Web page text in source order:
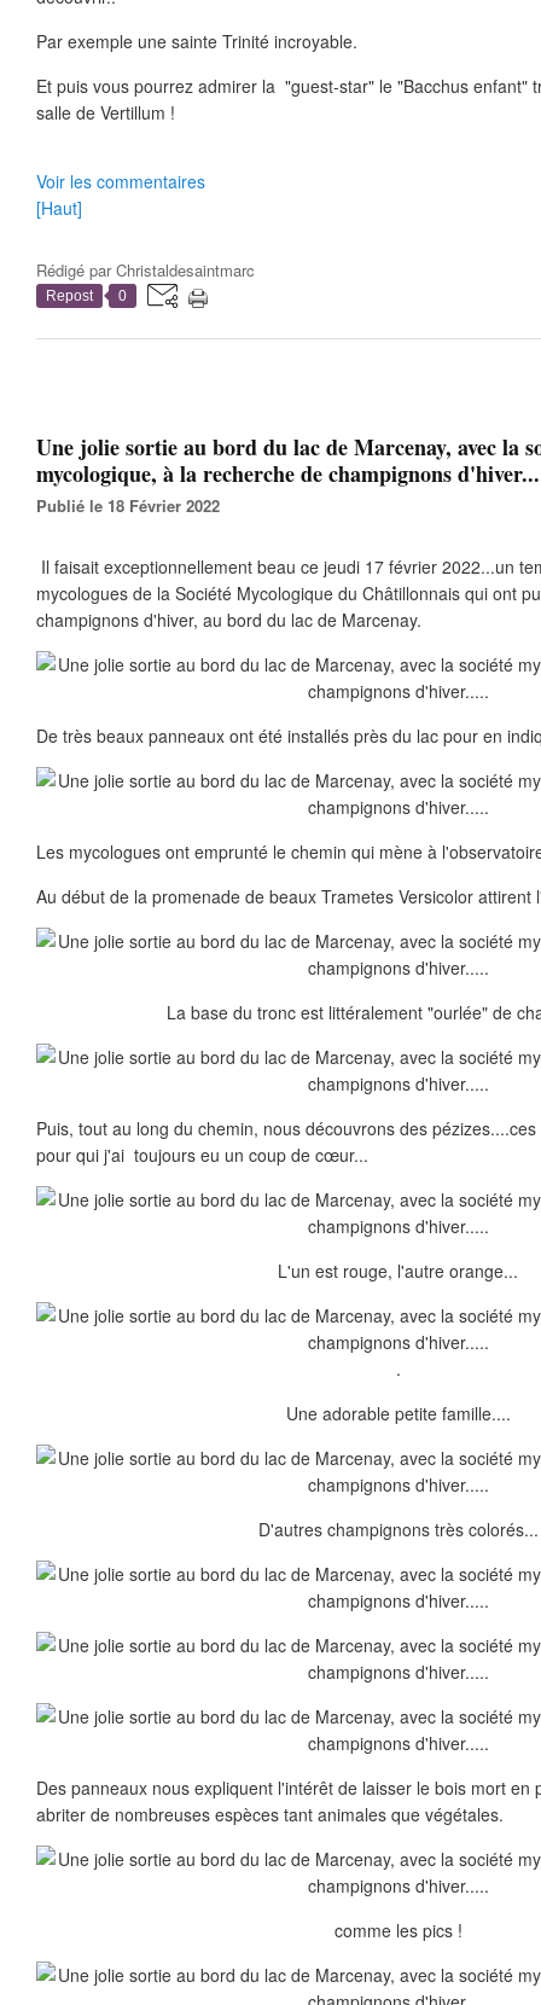
Par exemple une sainte Trinité incroyable.
Et puis vous pourrez admirer la "guest-star" le "Bacchus enfant"
salle de Vertillum !
Voir les commentaires
[Haut]
Rédigé parChristaldesaintmarc
Repost 0
Une jolie sortie au bord du lac de Marcenay, avec la
mycologique, à la recherche de champignons
Publié le 18 Février 2022
Il faisait exceptionnellement beau ce jeudi 17 février 2022...un
mycologues de la Société Mycologique du Châtillonnais qui ont
champignons d'hiver, au bord du lac de Marcenay.
De très beaux panneaux ont été installés près du lac pour en
Les mycologues ont emprunté le chemin qui mène à
Au début de la promenade de beaux Trametes Versicolor attirent
La base du tronc est littéralement "ourlée" de
Puis, tout au long du chemin, nous découvrons des
pour qui j'ai toujours eu un coup de cœur...
L'un est rouge, l'autre orange...
.
Une adorable petite famille....
D'autres champignons très colorés...
Des panneaux nous expliquent l'intérêt de laisser le bois mort en
abriter de nombreuses espèces tant animales que végétales.
comme les pics !